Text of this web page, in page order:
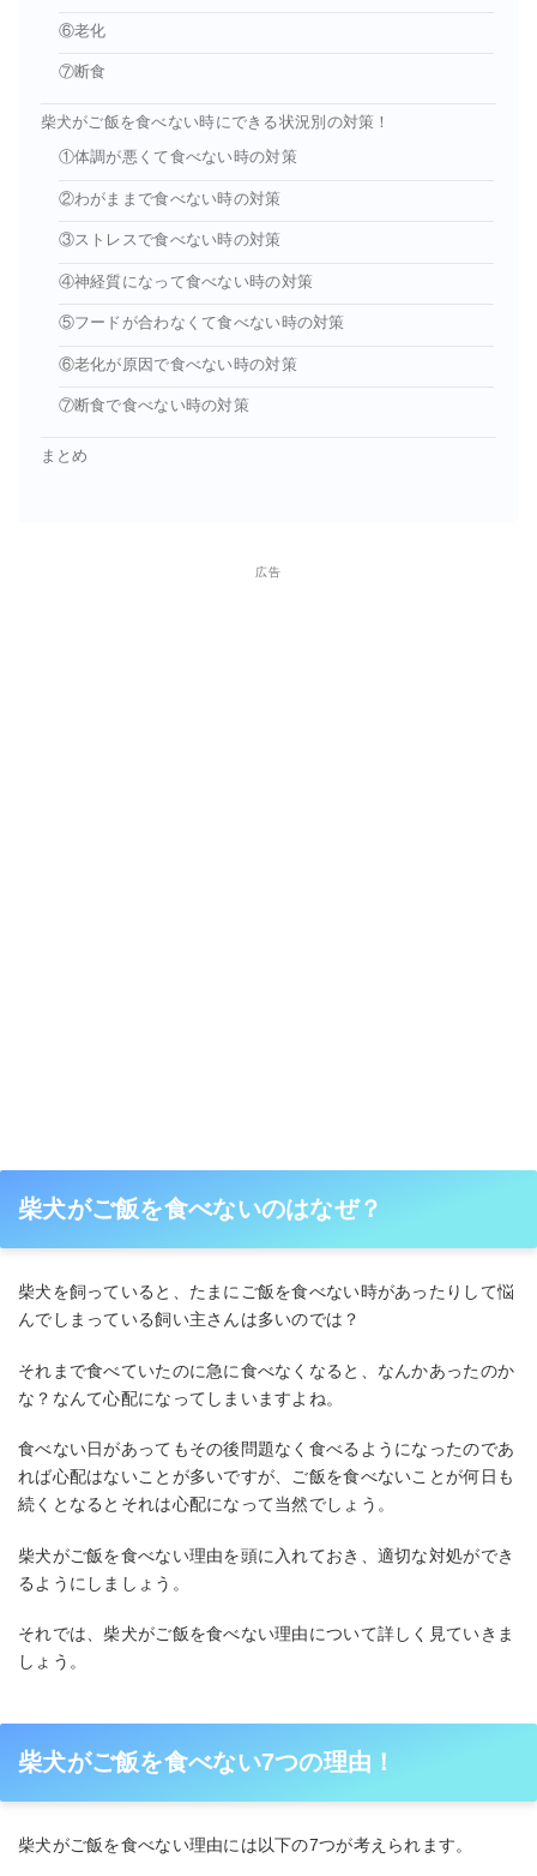
⑥老化
⑦断食
柴犬がご飯を食べない時にできる状況別の対策！
①体調が悪くて食べない時の対策
②わがままで食べない時の対策
③ストレスで食べない時の対策
④神経質になって食べない時の対策
⑤フードが合わなくて食べない時の対策
⑥老化が原因で食べない時の対策
⑦断食で食べない時の対策
まとめ
広告
柴犬がご飯を食べないのはなぜ？
柴犬を飼っていると、たまにご飯を食べない時があったりして悩
んでしまっている飼い主さんは多いのでは？
それまで食べていたのに急に食べなくなると、なんかあったのか
な？なんて心配になってしまいますよね。
食べない日があってもその後問題なく食べるようになったのであ
れば心配はないことが多いですが、ご飯を食べないことが何日も
続くとなるとそれは心配になって当然でしょう。
柴犬がご飯を食べない理由を頭に入れておき、適切な対処ができ
るようにしましょう。
それでは、柴犬がご飯を食べない理由について詳しく見ていきま
しょう。
柴犬がご飯を食べない7つの理由！
柴犬がご飯を食べない理由には以下の7つが考えられます。